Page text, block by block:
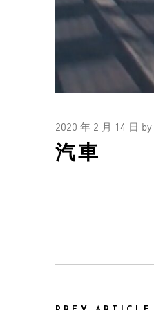
2020 年 2 月 14 日 by
汽車